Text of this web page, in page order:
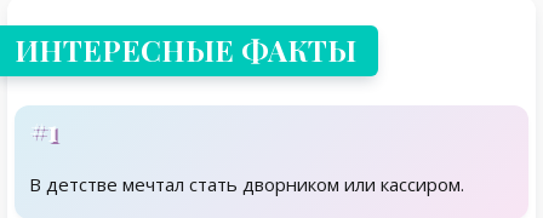
ИНТЕРЕСНЫЕ ФАКТЫ
#1
В детстве мечтал стать дворником или кассиром.